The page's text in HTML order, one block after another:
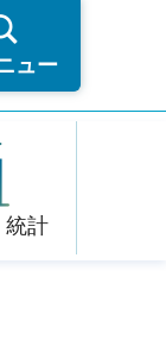
ュー
統計